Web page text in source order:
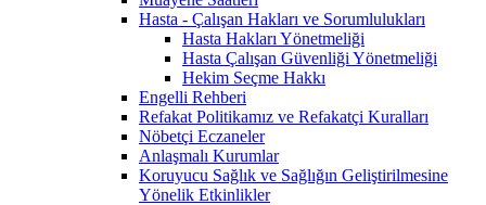
Hasta - Çalışan Hakları ve Sorumlulukları
Hasta Hakları Yönetmeliği
Hasta Çalışan Güvenliği Yönetmeliği
Hekim Seçme Hakkı
Engelli Rehberi
Refakat Politikamız ve Refakatçi Kuralları
Nöbetçi Eczaneler
Anlaşmalı Kurumlar
Koruyucu Sağlık ve Sağlığın Geliştirilmesine
Yönelik Etkinlikler